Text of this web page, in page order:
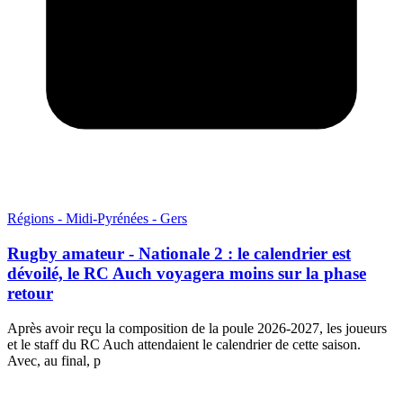
Régions - Midi-Pyrénées - Gers
Rugby amateur - Nationale 2 : le calendrier est
dévoilé, le RC Auch voyagera moins sur la phase
retour
Après avoir reçu la composition de la poule 2026-2027, les joueurs
et le staff du RC Auch attendaient le calendrier de cette saison.
Avec, au final, p